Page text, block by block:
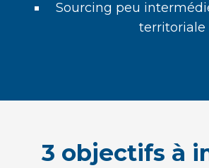
Sourcing peu
territoriale
3 objectifs à